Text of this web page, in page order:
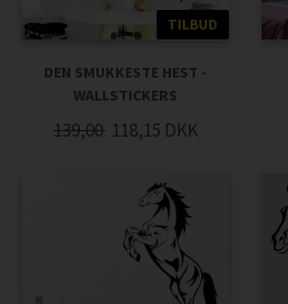
TILBUD
DEN SMUKKESTE HEST -
WALLSTICKERS
139,00 118,15 DKK